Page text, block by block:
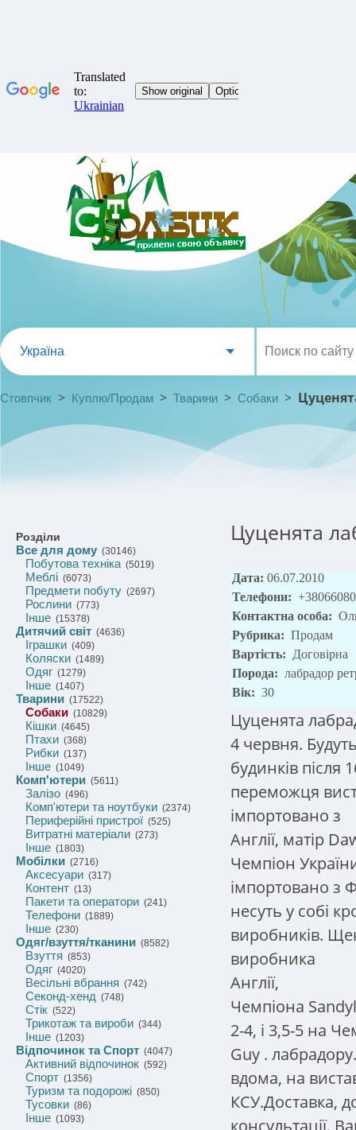
Україна
Стовпчик > Куплю/Продам > Тварини > Собаки >
Розділи
Все для дому (30146)
Побутова техніка(5019)
Меблі (6073)
Предмети побуту (2697)
Рослини (773)
Інше (15378)
Дитячий світ (4636)
Іграшки (409)
Коляски (1489)
Одяг (1279)
Інше (1407)
Тварини (17522)
Собаки (10829)
Кішки (4645)
Птахи (368)
Рибки (137)
Інше (1049)
Комп'ютери (5611)
Залізо (496)
Комп'ютери та ноутбуки (2374)
Периферійні пристрої (525)
Витратні матеріали (273)
Інше (1803)
Мобілки (2716)
Аксесуари (317)
Контент (13)
Пакети та оператори (241)
Телефони (1889)
Інше (230)
Одяг/взуття/тканини (8582)
Взуття (853)
Одяг (4020)
Весільні вбрання (742)
Секонд-хенд (748)
Стік (522)
Трикотаж та вироби (344)
Інше (1203)
Відпочинок та Спорт (4047)
Активний відпочинок (592)
Спорт (1356)
Туризм та подорожі (850)
Тусовки (86)
Інше (1093)
Цуценята
Дата: 06.07.2010
Телефони:
Контактна особа:
Рубрика: Продам
Вартість: Договірна
Порода: лабрадор
Вік: 30
Цуценята
4 червня.
будинків після
переможця
імпортовано з
Англії, матір
Чемпіон
імпортовано з
несуть у собі
виробників.
виробника
Англії,
Чемпіона
2-4, і 3,5-5 на
Guy .
вдома, на
КСУ.Доставка,
консультації.